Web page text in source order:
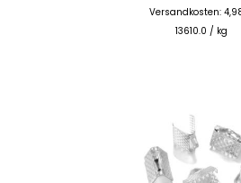
Versandkosten:
13610.0 / kg